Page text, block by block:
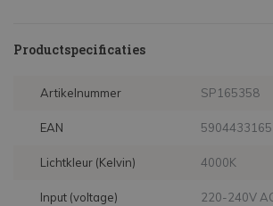
Productspecificaties
Artikelnummer SP165358
EAN
Lichtkleur (Kelvin) 4000K
Input (voltage) 220-240V